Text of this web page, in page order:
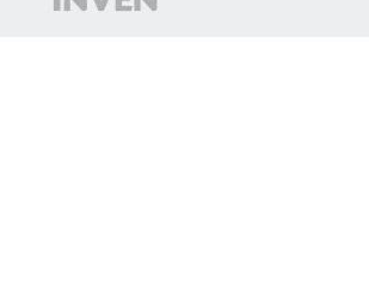
인